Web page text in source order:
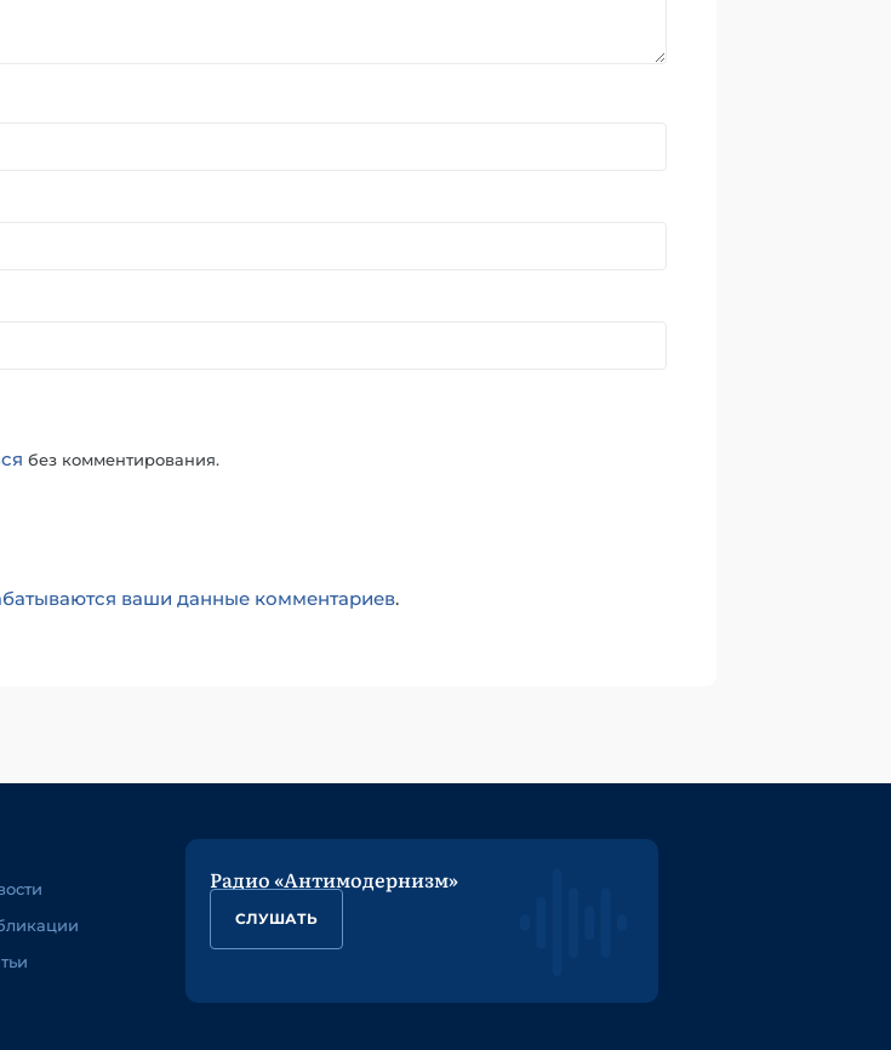
без комментирования.
ваши данные комментариев.
Радио «Антимодернизм»
СЛУШАТЬ